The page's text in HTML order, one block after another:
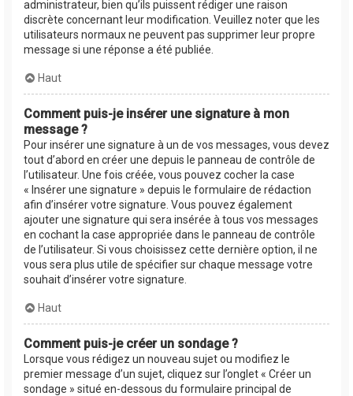
administrateur, bien qu’ils puissent rédiger une raison
discrète concernant leur modification. Veuillez noter que les
utilisateurs normaux ne peuvent pas supprimer leur propre
message si une réponse a été publiée.
Haut
Comment puis-je insérer une signature à mon
message ?
Pour insérer une signature à un de vos messages, vous devez
tout d’abord en créer une depuis le panneau de contrôle de
l’utilisateur. Une fois créée, vous pouvez cocher la case
« Insérer une signature » depuis le formulaire de rédaction
afin d’insérer votre signature. Vous pouvez également
ajouter une signature qui sera insérée à tous vos messages
en cochant la case appropriée dans le panneau de contrôle
de l’utilisateur. Si vous choisissez cette dernière option, il ne
vous sera plus utile de spécifier sur chaque message votre
souhait d’insérer votre signature.
Haut
Comment puis-je créer un sondage ?
Lorsque vous rédigez un nouveau sujet ou modifiez le
premier message d’un sujet, cliquez sur l’onglet « Créer un
sondage » situé en-dessous du formulaire principal de